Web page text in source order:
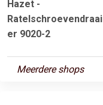
Hazet -
Ratelschroevendraai
er 9020-2
Meerdere shops